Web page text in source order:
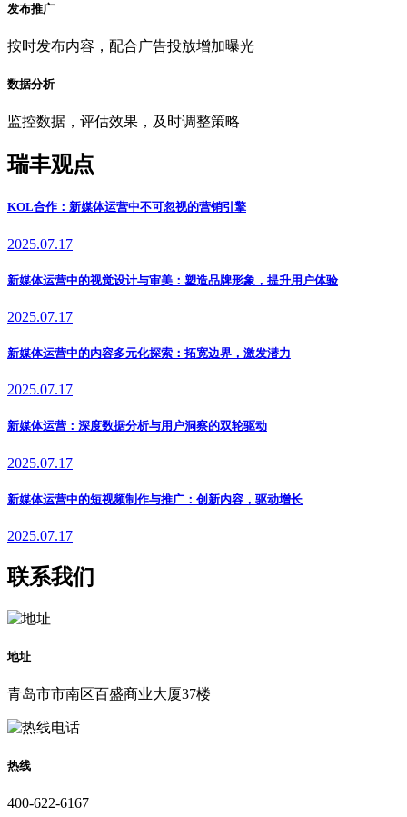
发布推广
按时发布内容，配合广告投放增加曝光
数据分析
监控数据，评估效果，及时调整策略
瑞丰观点
KOL合作：新媒体运营中不可忽视的营销引擎
2025.07.17
新媒体运营中的视觉设计与审美：塑造品牌形象，提升用户体验
2025.07.17
新媒体运营中的内容多元化探索：拓宽边界，激发潜力
2025.07.17
新媒体运营：深度数据分析与用户洞察的双轮驱动
2025.07.17
新媒体运营中的短视频制作与推广：创新内容，驱动增长
2025.07.17
联系我们
地址
青岛市市南区百盛商业大厦37楼
热线
400-622-6167